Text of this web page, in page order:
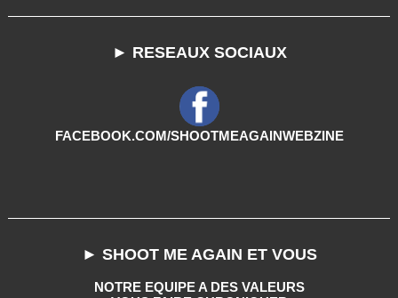
► RESEAUX SOCIAUX
FACEBOOK.COM/SHOOTMEAGAINWEBZINE
► SHOOT ME AGAIN ET VOUS
NOTRE EQUIPE A DES VALEURS